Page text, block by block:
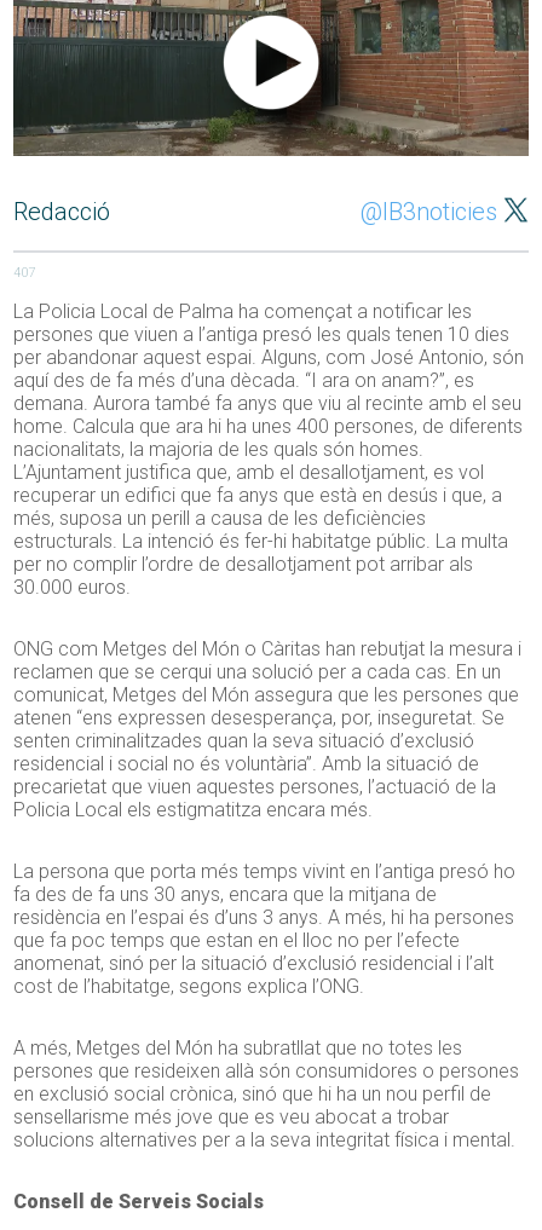
Redacció @IB3noticies
407
La Policia Local de Palma ha començat a notificar les
persones que viuen a l’antiga presó les quals tenen 10 dies
per abandonar aquest espai. Alguns, com José Antonio, són
aquí des de fa més d’una dècada. “I ara on anam?”, es
demana. Aurora també fa anys que viu al recinte amb el seu
home. Calcula que ara hi ha unes 400 persones, de diferents
nacionalitats, la majoria de les quals són homes.
L’Ajuntament justifica que, amb el desallotjament, es vol
recuperar un edifici que fa anys que està en desús i que, a
més, suposa un perill a causa de les deficiències
estructurals. La intenció és fer-hi habitatge públic. La multa
per no complir l’ordre de desallotjament pot arribar als
30.000 euros.
ONG com Metges del Món o Càritas han rebutjat la mesura i
reclamen que se cerqui una solució per a cada cas. En un
comunicat, Metges del Món assegura que les persones que
atenen “ens expressen desesperança, por, inseguretat. Se
senten criminalitzades quan la seva situació d’exclusió
residencial i social no és voluntària”. Amb la situació de
precarietat que viuen aquestes persones, l’actuació de la
Policia Local els estigmatitza encara més.
La persona que porta més temps vivint en l’antiga presó ho
fa des de fa uns 30 anys, encara que la mitjana de
residència en l’espai és d’uns 3 anys. A més, hi ha persones
que fa poc temps que estan en el lloc no per l’efecte
anomenat, sinó per la situació d’exclusió residencial i l’alt
cost de l’habitatge, segons explica l’ONG.
A més, Metges del Món ha subratllat que no totes les
persones que resideixen allà són consumidores o persones
en exclusió social crònica, sinó que hi ha un nou perfil de
sensellarisme més jove que es veu abocat a trobar
solucions alternatives per a la seva integritat física i mental.
Consell de Serveis Socials